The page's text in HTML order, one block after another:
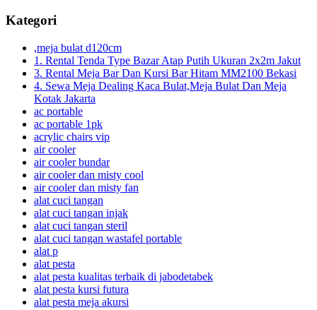
Kategori
,meja bulat d120cm
1. Rental Tenda Type Bazar Atap Putih Ukuran 2x2m Jakut
3. Rental Meja Bar Dan Kursi Bar Hitam MM2100 Bekasi
4. Sewa Meja Dealing Kaca Bulat,Meja Bulat Dan Meja
Kotak Jakarta
ac portable
ac portable 1pk
acrylic chairs vip
air cooler
air cooler bundar
air cooler dan misty cool
air cooler dan misty fan
alat cuci tangan
alat cuci tangan injak
alat cuci tangan steril
alat cuci tangan wastafel portable
alat p
alat pesta
alat pesta kualitas terbaik di jabodetabek
alat pesta kursi futura
alat pesta meja akursi